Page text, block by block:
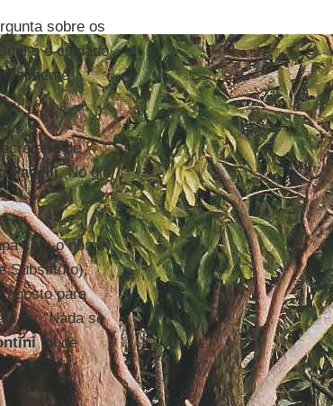
sobre os
é o cuidado
de
Pacelli. No dia
com o nome
Substituto),
agosto para
"Nada se
foi de